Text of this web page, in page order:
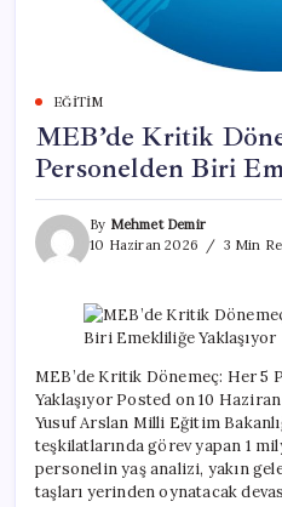
EĞITIM
MEB’de Kritik
Personelden Biri
By Mehmet Demir
10 Haziran 2026
3 Min
MEB’de Kritik Dönemeç: Her 5
Yaklaşıyor Posted on 10
Yusuf Arslan Milli Eğitim
teşkilatlarında görev yapan 1
personelin yaş analizi, yakın
taşları yerinden oynatacak